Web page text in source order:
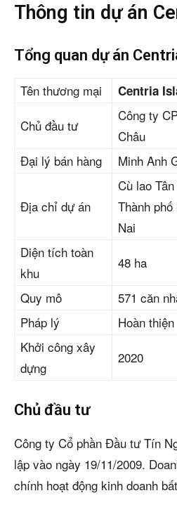
Thông tin dự án
Tổng quan dự án
Tên thương mại
Centria
Chủ đầu tư
Công ty
Châu
Đại lý bán hàng
Minh Anh
Địa chỉ dự án
Cù lao
Thành
Nai
Diện tích toàn
khu
48 ha
Quy mô
571 căn
Pháp lý
Hoàn thiện
Khởi công xây
dựng
2020
Chủ đầu tư
Công ty Cổ phần Đầu tư Tín
lập vào ngày 19/11/2009.
chính hoạt động kinh doanh